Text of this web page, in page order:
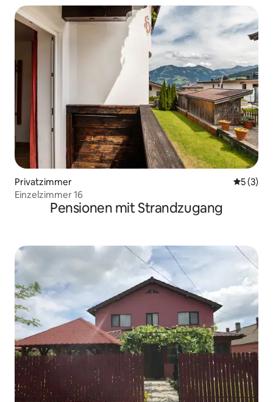
Privatzimmer
5 (3)
Einzelzimmer 16
Pensionen mit Strandzugang